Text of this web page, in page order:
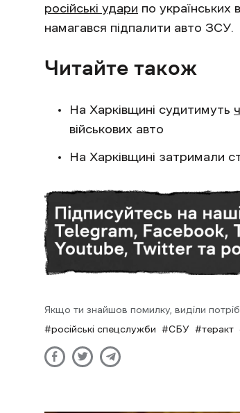
російські удари по українських
намагався підпалити авто ЗСУ.
Читайте також
На Харківщині судитимуть
військових авто
На Харківщині затримали
Якщо ти знайшов помилку, виділи
російські спецслужби
СБУ теракт